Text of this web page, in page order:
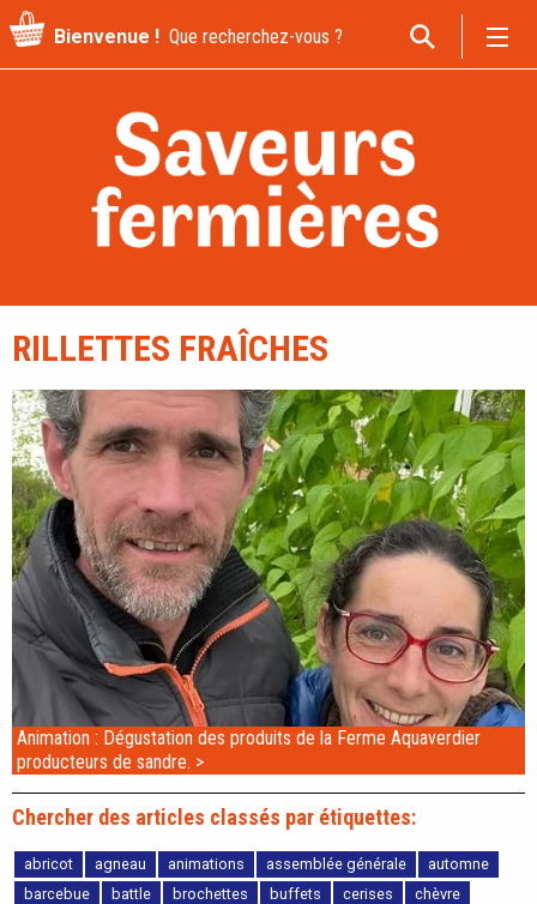
Recherche
pour
Bienvenue !
RILLETTES FRAÎCHES
Animation : Dégustation des produits de la Ferme Aquaverdier
producteurs de sandre. >
Chercher des articles classés par étiquettes:
abricot agneau animations assemblée générale
automne
barcebue
battle brochettes buffets cerises
chèvre